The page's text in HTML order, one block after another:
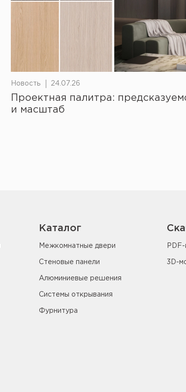
Новость 24.07.26
Проектная палитра:
и масштаб
Каталог
Межкомнатные двери
Стеновые панели
Алюминиевые решения
Системы открывания
Фурнитура
PDF-
3D-